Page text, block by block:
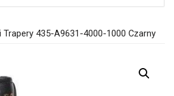
Trapery 435-A9631-4000-1000 Czarny